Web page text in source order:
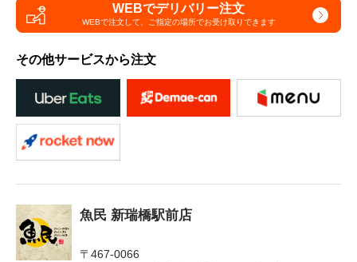
WEBでデリバリー注文
WEBで注文して、 ご指定の場所でお受け取りできます
その他サービスから注文
魚民 新瑞橋駅前店
〒467-0066